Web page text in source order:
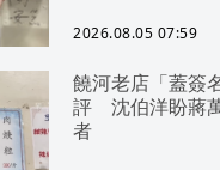
2026.08.05 07:59
饒河老店「蓋簽
評 沈伯洋盼蔣
者